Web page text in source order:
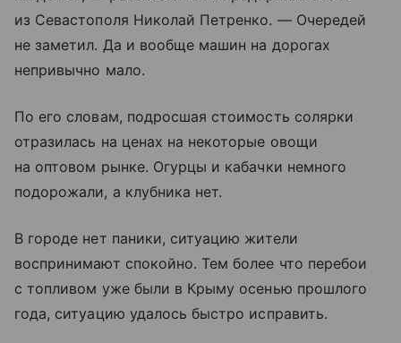
из Севастополя Николай Петренко. — Очередей
не заметил. Да и вообще машин на дорогах
непривычно мало.
По его словам, подросшая стоимость солярки
отразилась на ценах на некоторые овощи
на оптовом рынке. Огурцы и кабачки немного
подорожали, а клубника нет.
В городе нет паники, ситуацию жители
воспринимают спокойно. Тем более что перебои
с топливом уже были в Крыму осенью прошлого
года, ситуацию удалось быстро исправить.